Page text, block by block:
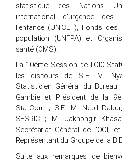
statistique des Nations
international d'urgence
l'enfance (UNICEF), Fonds
population (UNFPA) et
santé (OMS).
La 10ème Session de l'OIC-
les discours de S.E. M.
Statisticien Général du
Gambie et Président de la
StatCom ; S.E. M. Nebil
SESRIC ; M. Jakhongir
Secrétariat Général de l'OCI;
Représentant du Groupe de la
Suite aux remarques de